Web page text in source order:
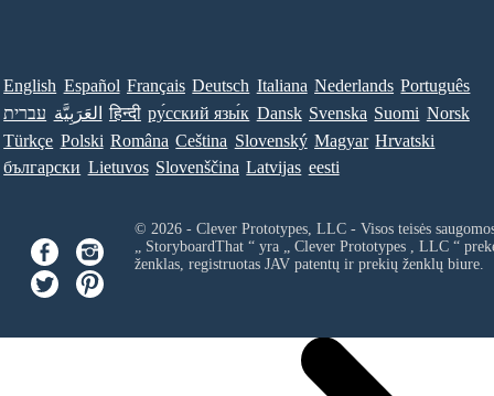
English Español Français Deutsch Italiana Nederlands Português
עברית العَرَبِيَّة हिन्दी ру́сский язы́к Dansk Svenska Suomi Norsk
Türkçe Polski Româna Ceština Slovenský Magyar Hrvatski
български Lietuvos Slovenščina Latvijas eesti
© 2026 - Clever Prototypes, LLC - Visos teisės
„ StoryboardThat “ yra „ Clever Prototypes , LLC“
ženklas, registruotas JAV patentų ir prekių ženklų biure.